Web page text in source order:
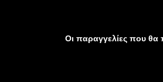
Οι παραγγελίες που θα